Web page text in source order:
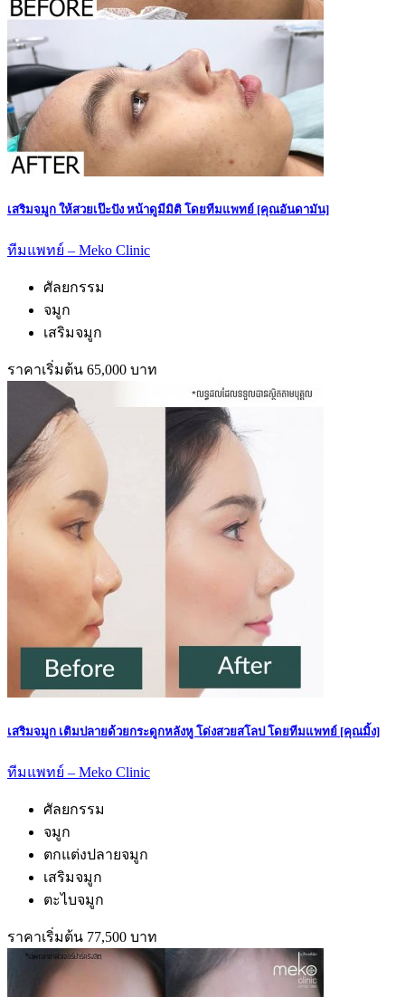
เสริมจมูก ให้สวยเป๊ะปัง หน้าดูมีมิติ โดยทีมแพทย์ [คุณอันดามัน]
ทีมแพทย์ – Meko Clinic
ศัลยกรรม
จมูก
เสริมจมูก
ราคาเริ่มต้น 65,000 บาท
เสริมจมูก เติมปลายด้วยกระดูกหลังหู โด่งสวยสโลป โดยทีมแพทย์ [คุณมิ้ง]
ทีมแพทย์ – Meko Clinic
ศัลยกรรม
จมูก
ตกแต่งปลายจมูก
เสริมจมูก
ตะไบจมูก
ราคาเริ่มต้น 77,500 บาท